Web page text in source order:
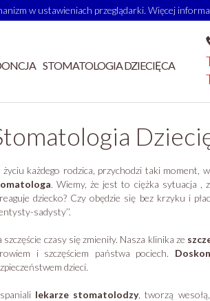
w ustawieniach przeglądarki. Więcej
STOMATOLOGIA DZIECIĘCA
każdego rodzica, przychodzi taki moment,
. Wiemy, że jest to ciężka sytuacja ,
dziecko? Czy obędzie się bez krzyku i
sadysty’’.
szczęście czasy się zmieniły. Nasza klinika ze
i szczęściem państwa pociech.
dzieci.
lekarze stomatolodzy, tworzą